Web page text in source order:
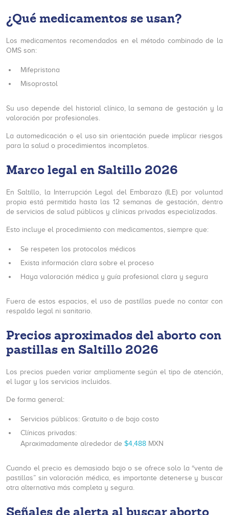
¿Qué medicamentos se usan?
Los medicamentos recomendados en el método combinado de la
OMS son:
Mifepristona
Misoprostol
Su uso depende del historial clínico, la semana de gestación y la
valoración por profesionales.
La automedicación o el uso sin orientación puede implicar riesgos
para la salud o procedimientos incompletos.
Marco legal en Saltillo 2026
En Saltillo, la Interrupción Legal del Embarazo (ILE) por voluntad
propia está permitida hasta las 12 semanas de gestación, dentro
de servicios de salud públicos y clínicas privadas especializadas.
Esto incluye el procedimiento con medicamentos, siempre que:
Se respeten los protocolos médicos
Exista información clara sobre el proceso
Haya valoración médica y guía profesional clara y segura
Fuera de estos espacios, el uso de pastillas puede no contar con
respaldo legal ni sanitario.
Precios aproximados del aborto con
pastillas en Saltillo 2026
Los precios pueden variar ampliamente según el tipo de atención,
el lugar y los servicios incluidos.
De forma general:
Servicios públicos: Gratuito o de bajo costo
Clínicas privadas:
Aproximadamente alrededor de $4,488 MXN
Cuando el precio es demasiado bajo o se ofrece solo la “venta de
pastillas” sin valoración médica, es importante detenerse y buscar
otra alternativa más completa y segura.